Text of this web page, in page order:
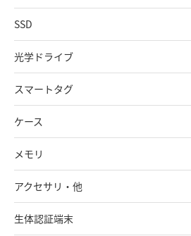
SSD
光学ドライブ
スマートタグ
ケース
メモリ
アクセサリ・他
生体認証端末